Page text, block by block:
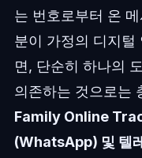
는 번호로부터 온
분이 가정의 디지털
면, 단순히 하나의
의존하는 것으로는
Family Online
(WhatsApp) 및 텔